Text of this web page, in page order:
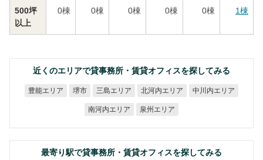
500坪
以上
0棟 0棟 0棟 0棟 0棟 1棟
近くのエリアで貸事務所・賃貸オフィスを探してみる
豊能エリア 堺市 三島エリア 北河内エリア 中川内エリア
南河内エリア 泉州エリア
最寄り駅で貸事務所・賃貸オフィスを探してみる